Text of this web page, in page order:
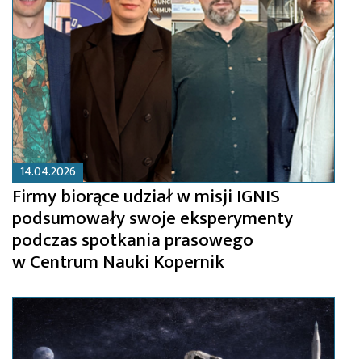
14.04.2026
Firmy biorące udział w misji IGNIS
podsumowały swoje eksperymenty
podczas spotkania prasowego
w Centrum Nauki Kopernik